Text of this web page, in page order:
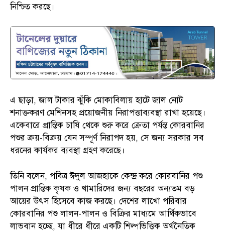
নিশ্চিত করছে।
এ ছাড়া, জাল টাকার ঝুঁকি মোকাবিলায় হাটে জাল নোট
শনাক্তকরণ মেশিনসহ প্রয়োজনীয় নিরাপত্তাব্যবস্থা রাখা হয়েছে।
একেবারে প্রান্তিক চাষি থেকে শুরু করে ক্রেতা পর্যন্ত কোরবানির
পশুর ক্রয়-বিক্রয় যেন সম্পূর্ণ নিরাপদ হয়, সে জন্য সরকার সব
ধরনের কার্যকর ব্যবস্থা গ্রহণ করেছে।
তিনি বলেন, পবিত্র ঈদুল আজহাকে কেন্দ্র করে কোরবানির পশু
পালন প্রান্তিক কৃষক ও খামারিদের জন্য বছরের অন্যতম বড়
আয়ের উৎস হিসেবে কাজ করছে। দেশের লাখো পরিবার
কোরবানির পশু লালন-পালন ও বিক্রির মাধ্যমে আর্থিকভাবে
লাভবান হচ্ছে, যা ধীরে ধীরে একটি শিল্পভিত্তিক অর্থনৈতিক